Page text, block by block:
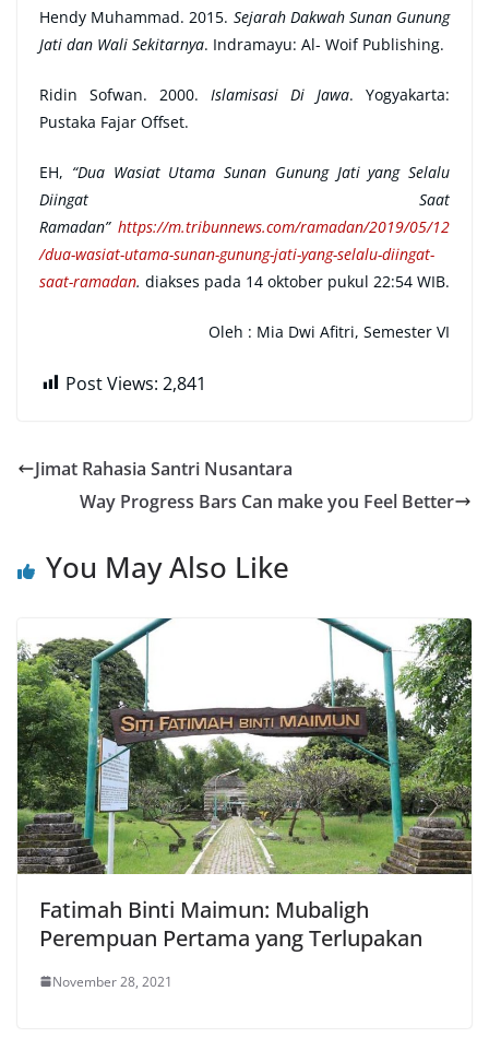
Hendy Muhammad. 2015. Sejarah Dakwah Sunan Gunung
Jati dan Wali Sekitarnya. Indramayu: Al- Woif Publishing.
Ridin Sofwan. 2000. Islamisasi Di Jawa. Yogyakarta:
Pustaka Fajar Offset.
EH, “Dua Wasiat Utama Sunan Gunung Jati yang Selalu
Diingat Saat
Ramadan” https://m.tribunnews.com/ramadan/2019/05/12
/dua-wasiat-utama-sunan-gunung-jati-yang-selalu-diingat-
saat-ramadan. diakses pada 14 oktober pukul 22:54 WIB.
Oleh : Mia Dwi Afitri, Semester VI
Post Views: 2,841
Jimat Rahasia Santri Nusantara
Way Progress Bars Can make you Feel Better
You May Also Like
Fatimah Binti Maimun: Mubaligh
Perempuan Pertama yang Terlupakan
November 28, 2021